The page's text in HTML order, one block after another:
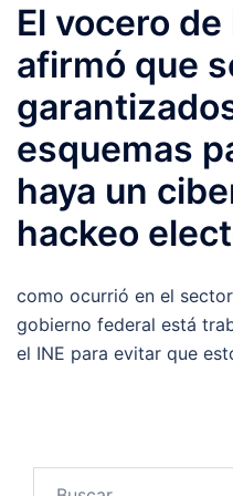
El vocero
afirmó que
esquemas
haya un
hackeo
como ocurrió en el
gobierno federal está
el INE para evitar que